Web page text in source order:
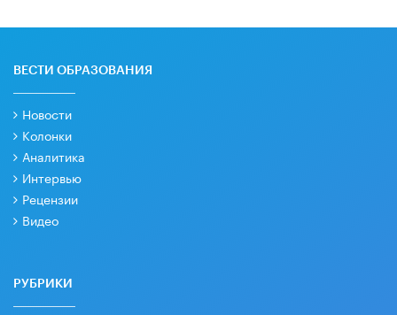
ВЕСТИ ОБРАЗОВАНИЯ
Новости
Колонки
Аналитика
Интервью
Рецензии
Видео
РУБРИКИ